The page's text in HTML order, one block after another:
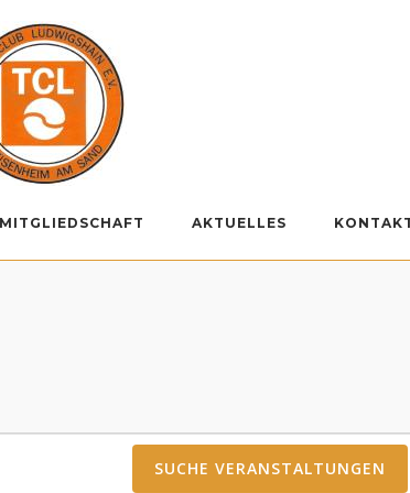
MITGLIEDSCHAFT AKTUELLES
SUCHE VERANSTALTUNGEN